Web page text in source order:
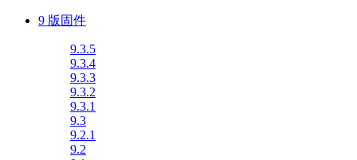
9 版固件
9.3.5
9.3.4
9.3.3
9.3.2
9.3.1
9.3
9.2.1
9.2